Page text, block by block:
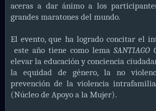
aceras a dar ánimo a los
grandes maratones del mundo.
El evento, que ha logrado concitar el
este año tiene como lema SANTIAGO
elevar la educación y conciencia
la equidad de género, la no
prevención de la violencia
(Núcleo de Apoyo a la Mujer).